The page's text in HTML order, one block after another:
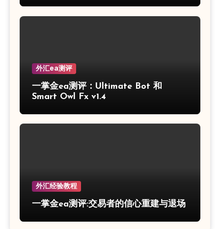
外汇ea测评
一掌金ea测评：Ultimate Bot 和
Smart Owl Fx v1.4
外汇经验教程
一掌金ea测评:交易者的信心重建与退场